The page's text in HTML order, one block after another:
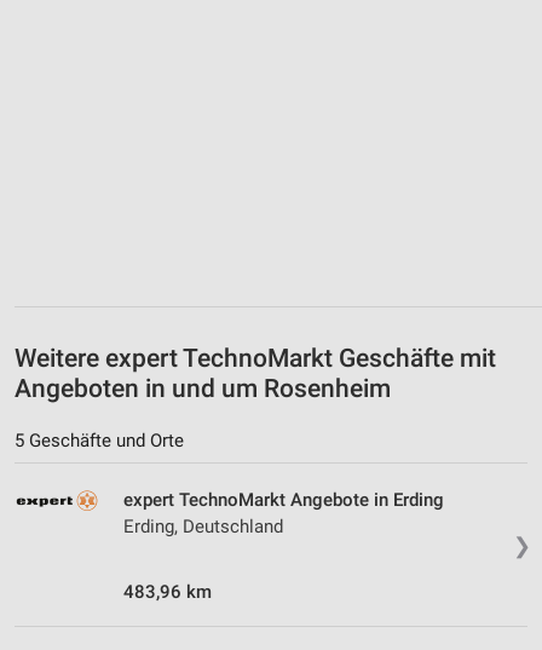
Weitere expert TechnoMarkt Geschäfte mit
Angeboten in und um Rosenheim
5 Geschäfte und Orte
❯
expert TechnoMarkt Angebote in Erding
Erding, Deutschland
483,96 km